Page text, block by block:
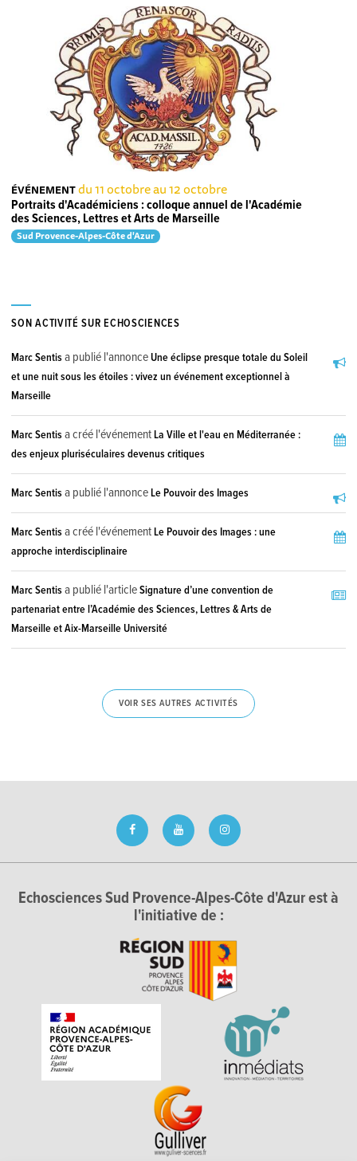
ÉVÉNEMENTdu 11 octobre au 12 octobre
Portraits d'Académiciens : colloque annuel de l'Académie
des Sciences, Lettres et Arts de Marseille
Sud Provence-Alpes-Côte d'Azur
SON ACTIVITÉ SUR ECHOSCIENCES
Marc Sentis a publié l'annonceUne éclipse presque totale du Soleil
et une nuit sous les étoiles : vivez un événement exceptionnel à
Marseille
Marc Sentis a créé l'événementLa Ville et l'eau en Méditerranée :
des enjeux pluriséculaires devenus critiques
Marc Sentis a publié l'annonceLe Pouvoir des Images
Marc Sentis a créé l'événementLe Pouvoir des Images : une
approche interdisciplinaire
Marc Sentis a publié l'articleSignature d’une convention de
partenariat entre l’Académie des Sciences, Lettres & Arts de
Marseille et Aix-Marseille Université
VOIR SES AUTRES ACTIVITÉS
Echosciences Sud Provence-Alpes-Côte d'Azur est à
l'initiative de :